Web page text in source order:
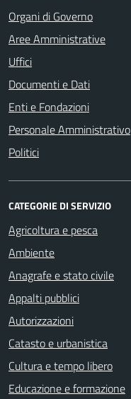
Organi di Governo
Aree Amministrative
Uffici
Documenti e Dati
Enti e Fondazioni
Personale Amministrativo
Politici
CATEGORIE DI SERVIZIO
Agricoltura e pesca
Ambiente
Anagrafe e stato civile
Appalti pubblici
Autorizzazioni
Catasto e urbanistica
Cultura e tempo libero
Educazione e formazione